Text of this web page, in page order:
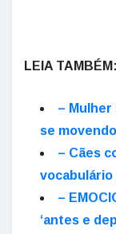
LEIA TAMBÉM:
–
se
– Cães
vocabulário
–
‘antes e